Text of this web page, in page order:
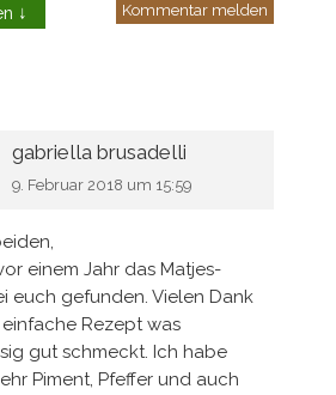
↓ Kommentar melden
gabriella brusadelli
9. Februar 2018 um 15:59
einem Jahr das Matjes-
euch gefunden. Vielen Dank
Rezept was
gut schmeckt. Ich habe
Piment, Pfeffer und auch